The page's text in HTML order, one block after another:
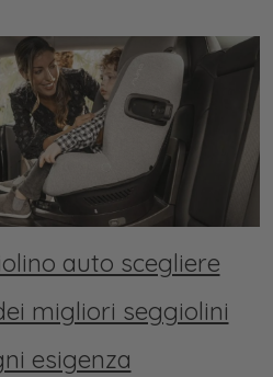
auto scegliere
migliori seggiolini
esigenza